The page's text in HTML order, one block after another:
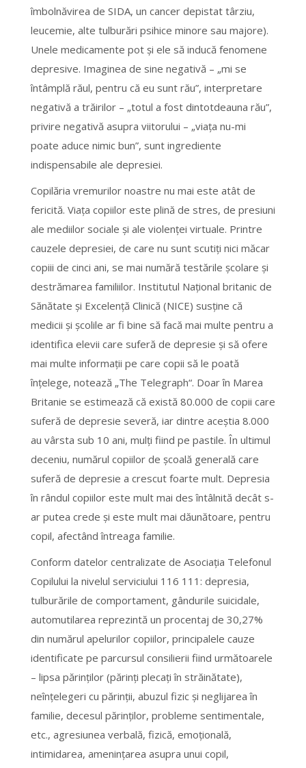
îmbolnăvirea de SIDA, un cancer depistat târziu,
leucemie, alte tulburări psihice minore sau majore).
Unele medicamente pot şi ele să inducă fenomene
depresive. Imaginea de sine negativă – „mi se
întâmplă răul, pentru că eu sunt rău”, interpretare
negativă a trăirilor – „totul a fost dintotdeauna rău”,
privire negativă asupra viitorului – „viaţa nu-mi
poate aduce nimic bun”, sunt ingrediente
indispensabile ale depresiei.
Copilăria vremurilor noastre nu mai este atât de
fericită. Viaţa copiilor este plină de stres, de presiuni
ale mediilor sociale şi ale violenţei virtuale. Printre
cauzele depresiei, de care nu sunt scutiţi nici măcar
copiii de cinci ani, se mai numără testările şcolare şi
destrămarea familiilor. Institutul Naţional britanic de
Sănătate şi Excelenţă Clinică (NICE) susţine că
medicii şi şcolile ar fi bine să facă mai multe pentru a
identifica elevii care suferă de depresie şi să ofere
mai multe informaţii pe care copii să le poată
înţelege, notează „The Telegraph“. Doar în Marea
Britanie se estimează că există 80.000 de copii care
suferă de depresie severă, iar dintre aceştia 8.000
au vârsta sub 10 ani, mulţi fiind pe pastile. În ultimul
deceniu, numărul copiilor de şcoală generală care
suferă de depresie a crescut foarte mult. Depresia
în rândul copiilor este mult mai des întâlnită decât s-
ar putea crede şi este mult mai dăunătoare, pentru
copil, afectând întreaga familie.
Conform datelor centralizate de Asociaţia Telefonul
Copilului la nivelul serviciului 116 111: depresia,
tulburările de comportament, gândurile suicidale,
automutilarea reprezintă un procentaj de 30,27%
din numărul apelurilor copiilor, principalele cauze
identificate pe parcursul consilierii fiind următoarele
– lipsa părinţilor (părinţi plecaţi în străinătate),
neînţelegeri cu părinţii, abuzul fizic şi neglijarea în
familie, decesul părinţilor, probleme sentimentale,
etc., agresiunea verbală, fizică, emoţională,
intimidarea, ameninţarea asupra unui copil,